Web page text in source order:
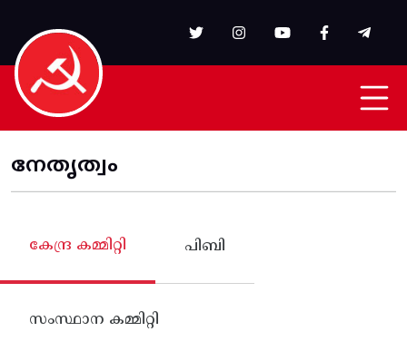
നേതൃത്വം
കേന്ദ്ര കമ്മിറ്റി പിബി
സംസ്ഥാന കമ്മിറ്റി